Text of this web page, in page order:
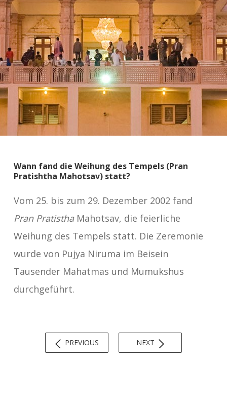
Wann fand die Weihung des Tempels (Pran
Pratishtha Mahotsav) statt?
Vom 25. bis zum 29. Dezember 2002 fand
Pran PratisthaMahotsav, die feierliche
Weihung des Tempels statt. Die Zeremonie
wurde von Pujya Niruma im Beisein
Tausender Mahatmas und Mumukshus
durchgeführt.
PREVIOUS NEXT